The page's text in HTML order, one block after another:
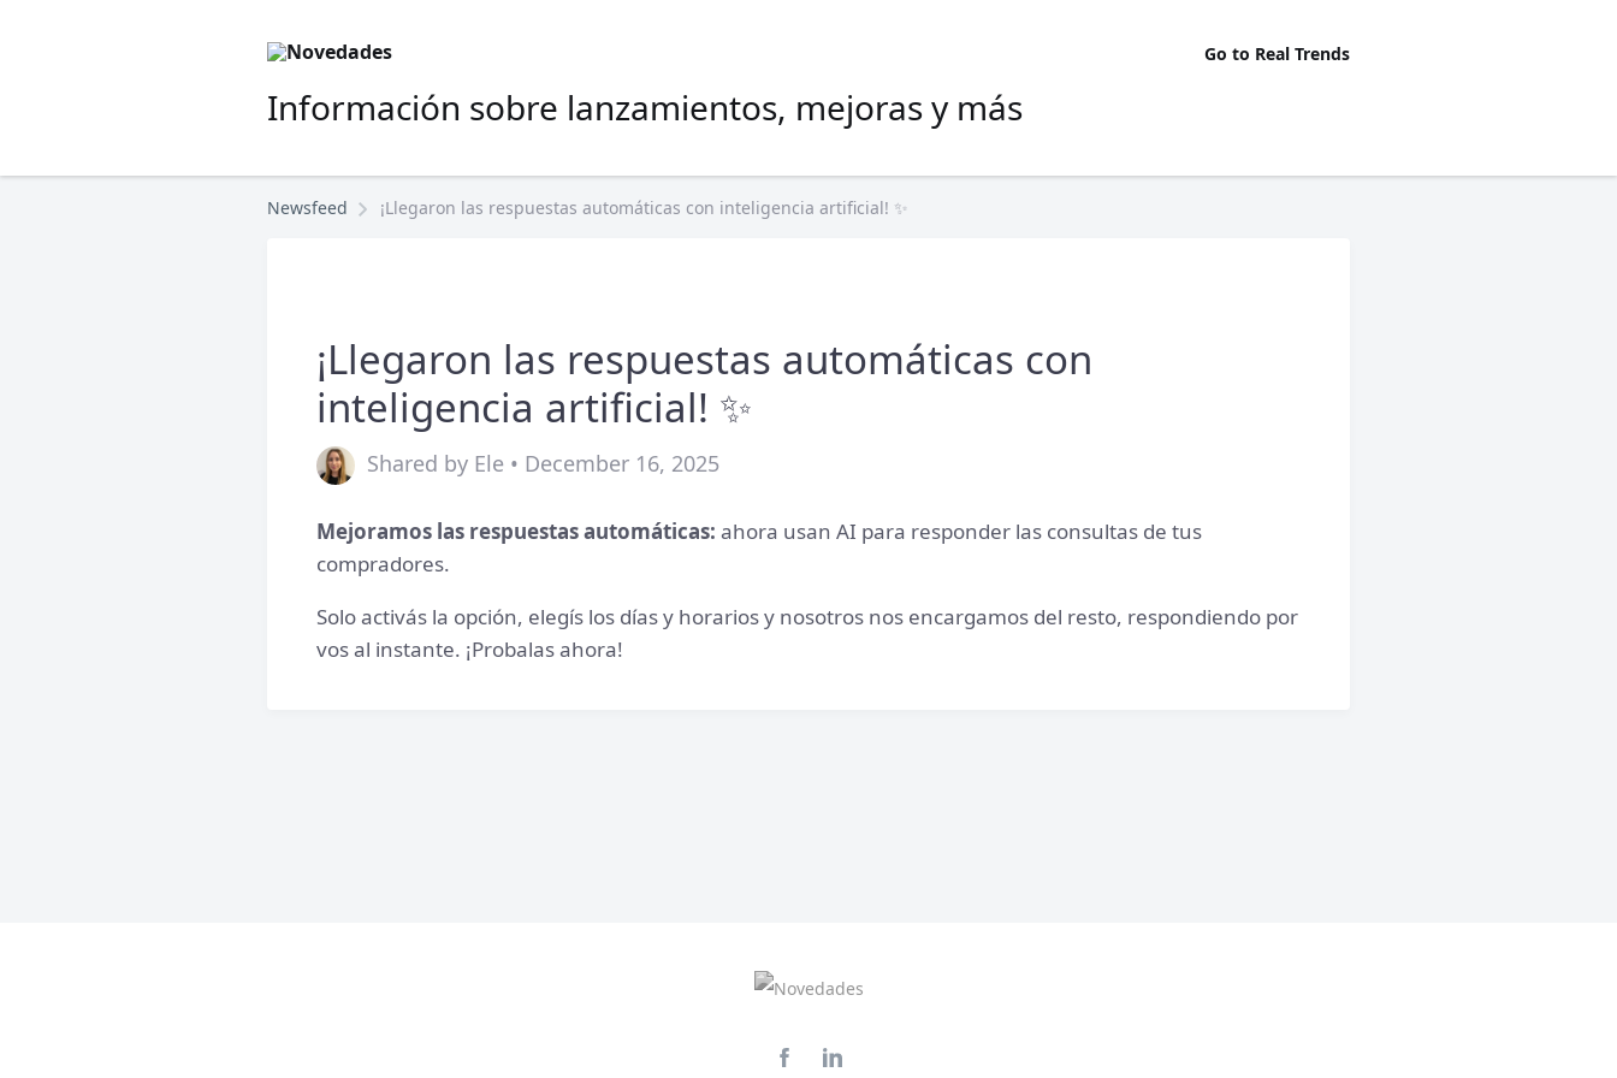
Go to Real Trends
Información sobre lanzamientos, mejoras y más
Newsfeed ¡Llegaron las respuestas automáticas con inteligencia artificial! ✨
¡Llegaron las respuestas automáticas con
inteligencia artificial! ✨
Shared by Ele • December 16, 2025
Mejoramos las respuestas automáticas: ahora usan AI para responder las consultas de tus
compradores.
Solo activás la opción, elegís los días y horarios y nosotros nos encargamos del resto, respondiendo por
vos al instante. ¡Probalas ahora!